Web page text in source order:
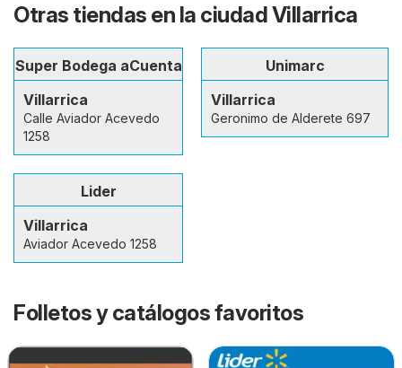
Otras tiendas en la ciudad Villarrica
Super Bodega aCuenta
Villarrica
Calle Aviador Acevedo
1258
Unimarc
Villarrica
Geronimo de Alderete 697
Lider
Villarrica
Aviador Acevedo 1258
Folletos y catálogos favoritos